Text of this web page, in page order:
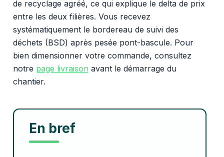
de recyclage agréé, ce qui explique le delta de prix
entre les deux filières. Vous recevez
systématiquement le bordereau de suivi des
déchets (BSD) après pesée pont-bascule. Pour
bien dimensionner votre commande, consultez
notre page livraison avant le démarrage du
chantier.
En bref